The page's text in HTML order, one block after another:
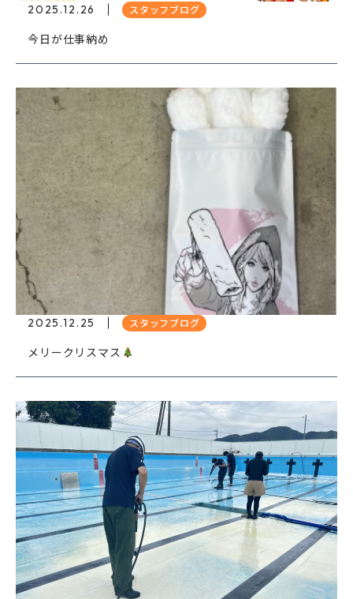
2025.12.26 スタッフブログ
今日が仕事納め
2025.12.25 スタッフブログ
メリークリスマス